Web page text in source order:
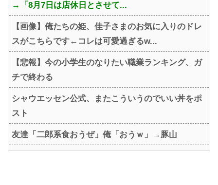
→「8月7日は店休日とさせて...
【画像】俺たちの姫、佳子さまのお気に入りのドレ
スがこちらです←コレは可愛過ぎるw...
【悲報】今の小学生のなりたい職業ランキング、ガ
チで終わる
シャウエッセン公式、またこういうのでいい丼をポ
スト
友達「二郎系食おうぜ」俺「おうｗ」→豚山